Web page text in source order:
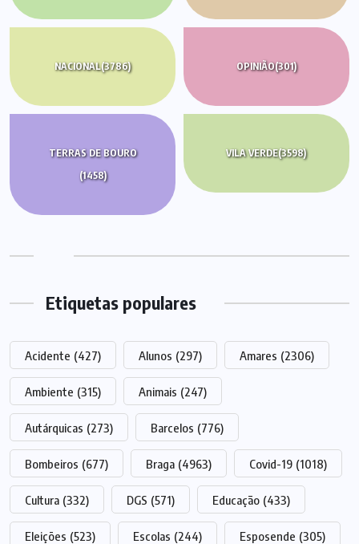
NACIONAL(3786) OPINIÃO(301)
TERRAS DE BOURO
(1458)
VILA VERDE(3598)
Etiquetas populares
Acidente (427) Alunos (297) Amares (2306)
Ambiente (315) Animais (247)
Autárquicas (273) Barcelos (776)
Bombeiros (677) Braga (4963) Covid-19 (1018)
Cultura (332) DGS (571) Educação (433)
Eleições (523) Escolas (244) Esposende (305)